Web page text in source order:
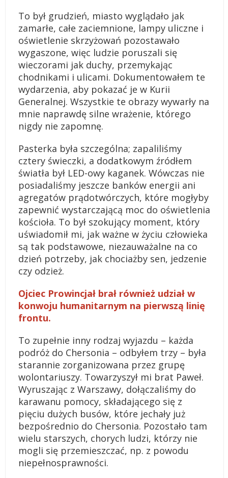
To był grudzień, miasto wyglądało jak
zamarłe, całe zaciemnione, lampy uliczne i
oświetlenie skrzyżowań pozostawało
wygaszone, więc ludzie poruszali się
wieczorami jak duchy, przemykając
chodnikami i ulicami. Dokumentowałem te
wydarzenia, aby pokazać je w Kurii
Generalnej. Wszystkie te obrazy wywarły na
mnie naprawdę silne wrażenie, którego
nigdy nie zapomnę.
Pasterka była szczególna; zapaliliśmy
cztery świeczki, a dodatkowym źródłem
światła był LED-owy kaganek. Wówczas nie
posiadaliśmy jeszcze banków energii ani
agregatów prądotwórczych, które mogłyby
zapewnić wystarczającą moc do oświetlenia
kościoła. To był szokujący moment, który
uświadomił mi, jak ważne w życiu człowieka
są tak podstawowe, niezauważalne na co
dzień potrzeby, jak chociażby sen, jedzenie
czy odzież.
Ojciec Prowincjał brał również udział w
konwoju humanitarnym na pierwszą linię
frontu.
To zupełnie inny rodzaj wyjazdu – każda
podróż do Chersonia – odbyłem trzy – była
starannie zorganizowana przez grupę
wolontariuszy. Towarzyszył mi brat Paweł.
Wyruszając z Warszawy, dołączaliśmy do
karawanu pomocy, składającego się z
pięciu dużych busów, które jechały już
bezpośrednio do Chersonia. Pozostało tam
wielu starszych, chorych ludzi, którzy nie
mogli się przemieszczać, np. z powodu
niepełnosprawności.